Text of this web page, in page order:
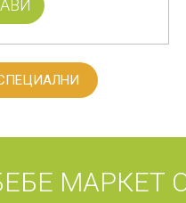
МАРКЕТ